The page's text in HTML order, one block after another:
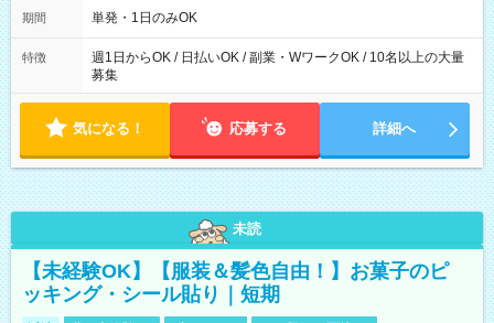
期間 単発・1日のみOK
特徴
週1日からOK / 日払いOK / 副業・WワークOK / 10名以上の大量
募集
気になる！ 応募する 詳細へ
未読
【未経験OK】【服装＆髪色自由！】お菓子のピ
ッキング・シール貼り｜短期